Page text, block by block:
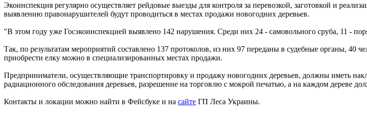
Экоинспекция регулярно осуществляет рейдовые выезды для контроля за перевозкой, заготовкой и
выявлению правонарушителей будут проводиться в местах продажи новогодних деревьев.
"В этом году уже Госэкоинспекцией выявлено 142 нарушения. Среди них 24 - самовольного сруба, 11 -
Так, по результатам мероприятий составлено 137 протоколов, из них 97 переданы в судебные органы, 40
приобрести елку можно в специализированных местах продажи.
Предприниматели, осуществляющие транспортировку и продажу новогодних деревьев, должны иметь
радиационного обследования деревьев, разрешение на торговлю с мокрой печатью, а на каждом дереве
Контакты и локации можно найти в Фейсбуке и на сайте ГП Леса Украины.